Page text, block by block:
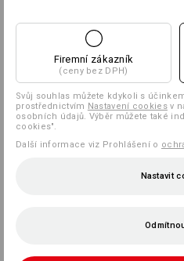
Firemní zákazník
(ceny bez DPH)
Svůj souhlas můžete kdykoli s
prostřednictvím Nastavení cookiesv
osobních údajů. Výběr můžete také
cookies".
Další informace viz Prohlášení o
Nastavit